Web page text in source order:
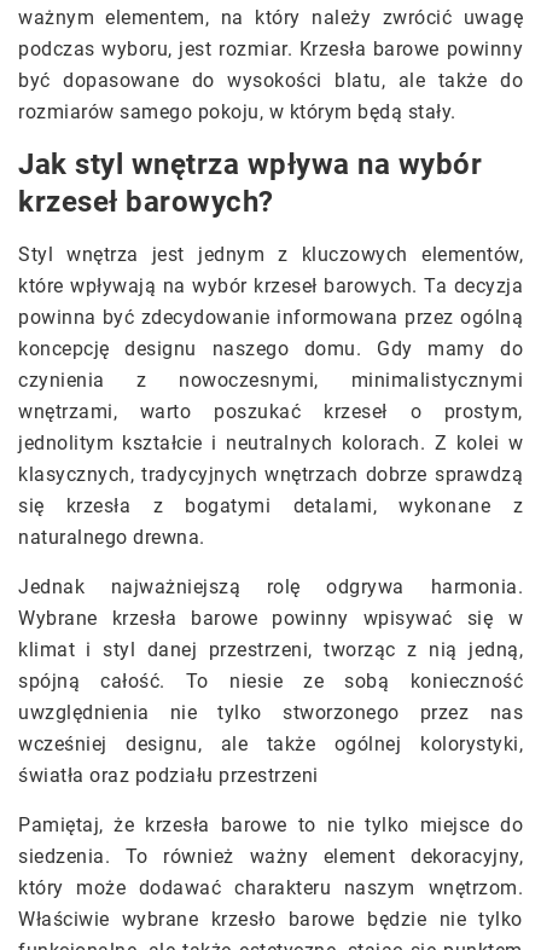
ważnym elementem, na który należy zwrócić uwagę
podczas wyboru, jest rozmiar. Krzesła barowe powinny
być dopasowane do wysokości blatu, ale także do
rozmiarów samego pokoju, w którym będą stały.
Jak styl wnętrza wpływa na wybór
krzeseł barowych?
Styl wnętrza jest jednym z kluczowych elementów,
które wpływają na wybór krzeseł barowych. Ta decyzja
powinna być zdecydowanie informowana przez ogólną
koncepcję designu naszego domu. Gdy mamy do
czynienia z nowoczesnymi, minimalistycznymi
wnętrzami, warto poszukać krzeseł o prostym,
jednolitym kształcie i neutralnych kolorach. Z kolei w
klasycznych, tradycyjnych wnętrzach dobrze sprawdzą
się krzesła z bogatymi detalami, wykonane z
naturalnego drewna.
Jednak najważniejszą rolę odgrywa harmonia.
Wybrane krzesła barowe powinny wpisywać się w
klimat i styl danej przestrzeni, tworząc z nią jedną,
spójną całość. To niesie ze sobą konieczność
uwzględnienia nie tylko stworzonego przez nas
wcześniej designu, ale także ogólnej kolorystyki,
światła oraz podziału przestrzeni
Pamiętaj, że krzesła barowe to nie tylko miejsce do
siedzenia. To również ważny element dekoracyjny,
który może dodawać charakteru naszym wnętrzom.
Właściwie wybrane krzesło barowe będzie nie tylko